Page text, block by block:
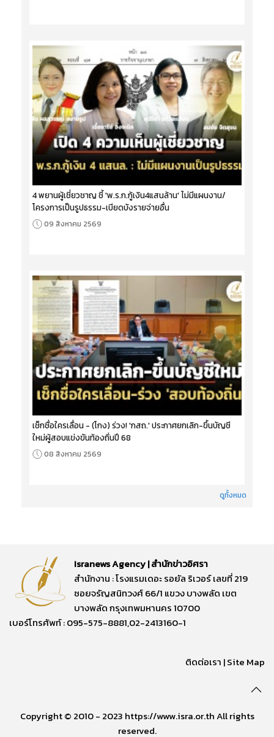
4 พยานผู้เชี่ยวชาญ ชี้ 'พ.ร.ก.กู้เงิน4แสนล้าน' ไม่มีแผนงาน/
โครงการเป็นรูปธรรม-เบียดบังรายจ่ายอื่น
09 สิงหาคม 2569
เช็กชื่อใครเลื่อน - (โกง) ร่วง! 'กสถ.' ประกาศยกเลิก-ขึ้นบัญชี
ใหม่ผู้สอบแข่งขันท้องถิ่นปี 68
08 สิงหาคม 2569
ดูทั้งหมด
Isranews Agency | สำนักข่าวอิศรา
สำนักงาน : โรงแรมเดอะ รอยัล ริเวอร์ เลขที่ 219
ซอยจรัญสนิทวงศ์ 66/1 แขวง บางพลัด เขต
บางพลัด กรุงเทพมหานคร 10700
เบอร์โทรศัพท์ : 095-575-8881,02-2413160-1
ติดต่อเรา |Site Map
Copyright © 2010 - 2023 https://www.isra.or.th All rights
reserved.